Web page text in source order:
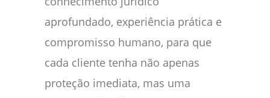
aprofundado, experiência prática e
compromisso humano, para que
cada cliente tenha não apenas
proteção imediata, mas uma